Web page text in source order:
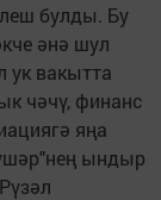
булды. Бу
әнә шул
вакытта
чәчү, финанс
яңа
ындыр